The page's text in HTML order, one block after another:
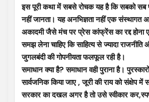
इस पूरी कथा में सबसे रोचक यह है कि सबको सब
नहीं जानता। यह अनभिज्ञता नहीं एक संस्थागत
अकादमी जैसे मंच पर प्रेस कांफ्रेंस का रद्द होना
समझ लेना चाहिए कि साहित्य से ज्यादा राजनीति
जुगलबंदी की गोपनीयता फलफूल रही है।
समाधान क्या है? समाधान वही पुराना है।
सार्वजनिक किया जाए , जूरी की राय को संक्षेप में
सरकार का दखल अगर है तो उसे स्वीकार